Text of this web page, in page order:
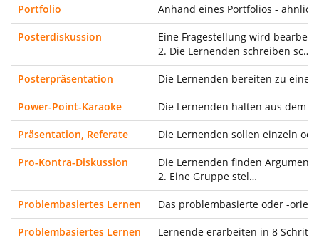
Portfolio Anhand eines Portfolios -
Posterdiskussion
Eine Fragestellung wird
2. Die Lernenden schreiben sc…
Posterpräsentation Die Lernenden bereiten zu
Power-Point-Karaoke Die Lernenden halten aus dem
Präsentation, Referate Die Lernenden sollen einzeln
Pro-Kontra-Diskussion
Die Lernenden finden
2. Eine Gruppe stel…
Problembasiertes Lernen Das problembasierte oder -
Problembasiertes Lernen Lernende erarbeiten in 8